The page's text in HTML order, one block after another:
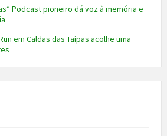
Podcast pioneiro dá voz à memória e
em Caldas das Taipas acolhe uma